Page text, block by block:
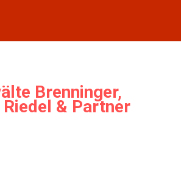
Brenninger,
& Partner